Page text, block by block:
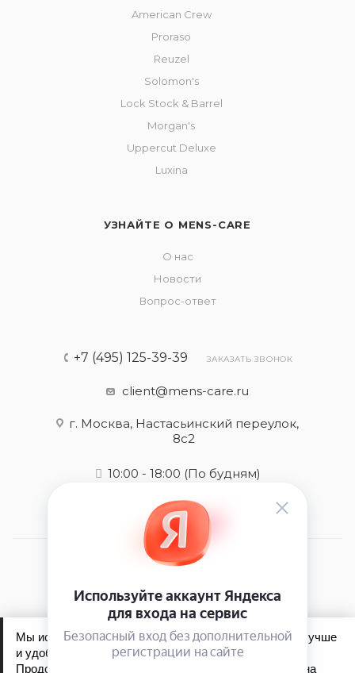
American Crew
Proraso
Reuzel
Solomon's
Lock Stock & Barrel
Morgan's
Uppercut Deluxe
Luxina
УЗНАЙТЕ О MENS-CARE
О нас
Новости
Вопрос-ответ
+7 (495) 125-39-39 ЗАКАЗАТЬ ЗВОНОК
client@mens-care.ru
г. Москва, Настасьинский переулок,
8с2
10:00 - 18:00 (По будням)
2026 © Mens-care - интернет-магазин
Мы используем файлы cookie, чтобы сайт работал лучше
и удобнее для вас.
Продолжая пользоваться сайтом, вы соглашаетесь на